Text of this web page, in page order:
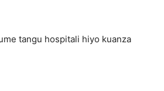
tangu hospitali hiyo kuanza